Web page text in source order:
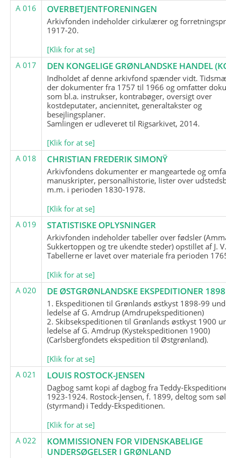
A 016 OVERBETJENTFORENINGEN
Arkivfonden indeholder cirkulærer og
1917-20.
[Klik for at se]
A 017
DEN KONGELIGE GRØNLANDSKE HANDEL
Indholdet af denne arkivfond spænder vidt.
der dokumenter fra 1757 til 1966 og omfatter
som bl.a. instrukser, kontrabøger, oversigt over
kostdeputater, anciennitet, generaltakster og
besejlingsplaner.
Samlingen er udleveret til Rigsarkivet, 2014.
[Klik for at se]
A 018
CHRISTIAN FREDERIK SIMONŸ
Arkivfondens dokumenter er mangeartede og
manuskripter, personalhistorie, lister over
m.m. i perioden 1830-1978.
[Klik for at se]
A 019
STATISTISKE OPLYSNINGER
Arkivfonden indeholder tabeller over fødsler
Sukkertoppen og tre ukendte steder) opstillet af J.
Tabellerne er lavet over materiale fra perioden
[Klik for at se]
A 020
DE ØSTGRØNLANDSKE EKSPEDITIONER
1. Ekspeditionen til Grønlands østkyst 1898-99
ledelse af G. Amdrup (Amdrupekspeditionen)
2. Skibsekspeditionen til Grønlands østkyst 1900
ledelse af G. Amdrup (Kystekspeditionen 1900)
(Carlsbergfondets ekspedition til Østgrønland).
[Klik for at se]
A 021
LOUIS ROSTOCK-JENSEN
Dagbog samt kopi af dagbog fra Teddy-
1923-1924. Rostock-Jensen, f. 1899, deltog som
(styrmand) i Teddy-Ekspeditionen.
[Klik for at se]
A 022
KOMMISSIONEN FOR VIDENSKABELIGE
UNDERSØGELSER I GRØNLAND